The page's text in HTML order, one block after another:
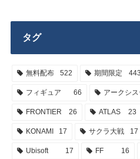
タグ
無料配布 522 期間限定 443
フィギュア 66 アークシ
FRONTIER 26 ATLAS 23
KONAMI 17 サクラ大戦 17
Ubisoft 17 FF 16